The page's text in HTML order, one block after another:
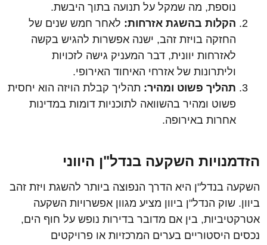
נוספת, מה שמקל על תנועה בתוך היבשת.
הקלות בהשגת אזרחות: לאחר חמש שנים של
החזקה בויזת זהב, ישנה אפשרות להגיש בקשה
לאזרחות יוונית, דבר המעניק גישה לזכויות
וליתרונות של אזרחי האיחוד האירופי.
תהליך פשוט ומהיר: תהליך קבלת הויזה הוא יחסית
פשוט ומהיר בהשוואה לתוכניות דומות במדינות
אחרות באירופה.
הזדמנויות השקעה בנדל"ן היווני
השקעה בנדל"ן היא הדרך הנפוצה ביותר להשגת ויזת זהב
ביוון. שוק הנדל"ן ביוון מציע מגוון אפשרויות השקעה
אטרקטיביות, בין אם מדובר בדירות נופש על חוף הים,
נכסים היסטוריים בערים המרכזיות או פרויקטים